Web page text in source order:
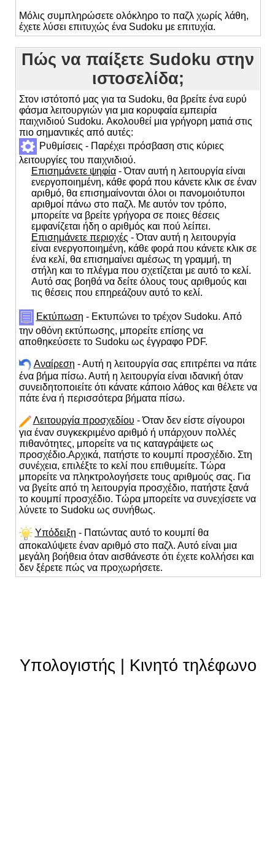
Μόλις συμπληρώσετε ολόκληρο το παζλ χωρίς λάθη,
έχετε λύσει επιτυχώς ένα Sudoku με επιτυχία.
Πώς να παίξετε Sudoku στην
ιστοσελίδα;
Στον ιστότοπό μας για τα Sudoku, θα βρείτε ένα ευρύ
φάσμα λειτουργιών για μια κορυφαία εμπειρία
παιχνιδιού Sudoku. Ακολουθεί μια γρήγορη ματιά στις
πιο σημαντικές από αυτές:
Ρυθμίσεις - Παρέχει πρόσβαση στις κύριες
λειτουργίες του παιχνιδιού.
Επισημάνετε ψηφία- Όταν αυτή η λειτουργία είναι
ενεργοποιημένη, κάθε φορά που κάνετε κλικ σε έναν
αριθμό, θα επισημαίνονται όλοι οι πανομοιότυποι
αριθμοί πάνω στο παζλ. Με αυτόν τον τρόπο,
μπορείτε να βρείτε γρήγορα σε ποιες θέσεις
εμφανίζεται ήδη ο αριθμός και πού λείπει.
Επισημάνετε περιοχές - Όταν αυτή η λειτουργία
είναι ενεργοποιημένη, κάθε φορά που κάνετε κλικ σε
ένα κελί, θα επισημαίνει αμέσως τη γραμμή, τη
στήλη και το πλέγμα που σχετίζεται με αυτό το κελί.
Αυτό σας βοηθά να δείτε όλους τους αριθμούς και
τις θέσεις που επηρεάζουν αυτό το κελί.
Εκτύπωση - Εκτυπώνει το τρέχον Sudoku. Από
την οθόνη εκτύπωσης, μπορείτε επίσης να
αποθηκεύσετε το Sudoku ως έγγραφο PDF.
Αναίρεση - Αυτή η λειτουργία σας επιτρέπει να πάτε
ένα βήμα πίσω. Αυτή η λειτουργία είναι ιδανική όταν
συνειδητοποιείτε ότι κάνατε κάποιο λάθος και θέλετε να
πάτε ένα ή περισσότερα βήματα πίσω.
Λειτουργία προσχεδίου - Όταν δεν είστε σίγουροι
για έναν συγκεκριμένο αριθμό ή υπάρχουν πολλές
πιθανότητες, μπορείτε να τις καταγράψετε ως
προσχέδιο.Αρχικά, πατήστε το κουμπί προσχέδιο. Στη
συνέχεια, επιλέξτε το κελί που επιθυμείτε. Τώρα
μπορείτε να πληκτρολογήσετε τους αριθμούς σας. Για
να βγείτε από τη λειτουργία προσχέδιο, πατήστε ξανά
το κουμπί προσχέδιο. Τώρα μπορείτε να συνεχίσετε να
λύνετε το Sudoku ως συνήθως.
Υπόδειξη - Πατώντας αυτό το κουμπί θα
αποκαλύψετε έναν αριθμό στο παζλ. Αυτό είναι μια
μεγάλη βοήθεια όταν αισθάνεστε ότι έχετε κολλήσει και
δεν ξέρετε πώς να προχωρήσετε.
Υπολογιστής Κινητό τηλέφωνο